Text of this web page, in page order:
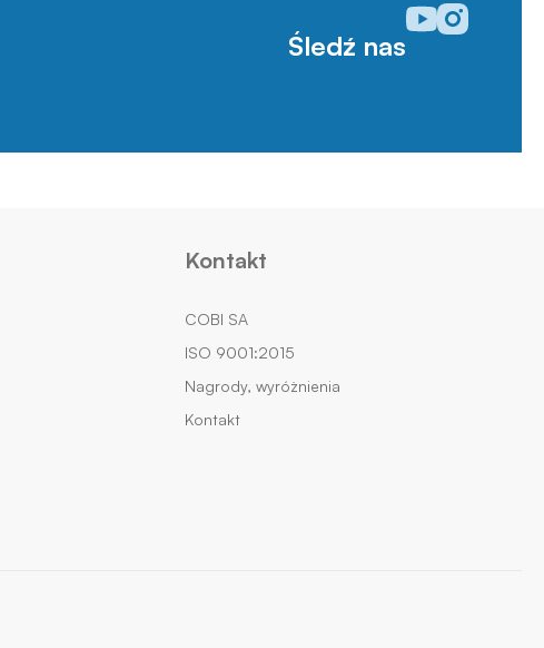
Śledź nas
Odwiedź nasz
Odwiedź
Kontakt
COBI SA
ISO 9001:2015
Nagrody, wyróżnienia
Kontakt